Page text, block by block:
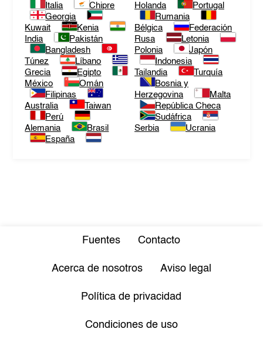
Italia
Chipre
Georgia
Kuwait
Kenia
India
Pakistán
Bangladesh
Túnez
Líbano
Grecia
Egipto
México
Omán
Filipinas
Australia
Taiwan
Perú
Alemania
Brasil
España
Holanda
Portugal
Rumania
Bélgica
Federación
Rusa
Letonia
Polonia
Japón
Indonesia
Tailandia
Turquía
Bosnia y
Herzegovina
Malta
República Checa
Sudáfrica
Serbia
Ucrania
Fuentes Contacto
Acerca de nosotros Aviso legal
Política de privacidad
Condiciones de uso